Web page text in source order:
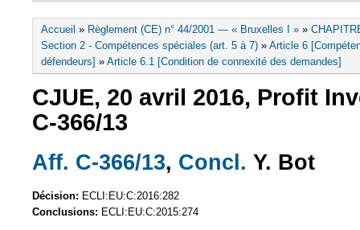
Vous êtes ici
Accueil » Règlement (CE) n° 44/2001 — « Bruxelles I » »
Section 2 - Compétences spéciales (art. 5 à 7) » Article 6
défendeurs] » Article 6.1 [Condition de connexité des demandes]
CJUE, 20 avril 2016, Profit
C-366/13
Aff. C-366/13 (le lien est externe)
, Concl. (le lien est
Y. Bot
Décision: ECLI:EU:C:2016:282
Conclusions: ECLI:EU:C:2015:274